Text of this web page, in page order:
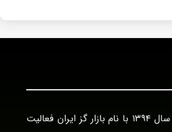
بازرگانی گز آراد در سال ۱۳۹۴ با نام بازار گز ایران فعالیت